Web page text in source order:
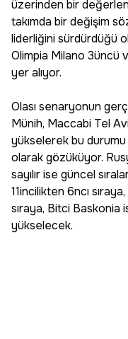
üzerinden bir
takımda bir değişim
liderliğini sürdürdüğü
Olimpia Milano 3üncü
yer alıyor.
Olası senaryonun
Münih, Maccabi Tel
yükselerek bu
olarak gözüküyor.
sayılır ise güncel
11incilikten 6ncı
sıraya, Bitci Baskonia
yükselecek.